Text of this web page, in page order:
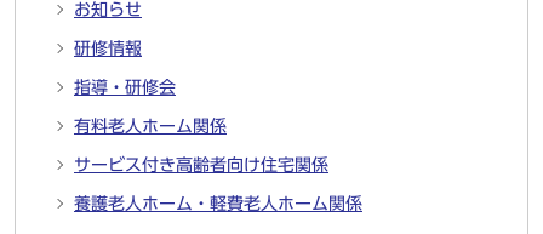
お知らせ
研修情報
指導・研修会
有料老人ホーム関係
サービス付き高齢者向け住宅関係
養護老人ホーム・軽費老人ホーム関係